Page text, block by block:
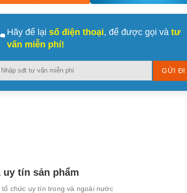
Hãy để lại số điện thoại, để được gọi và tư
vấn miễn phí!
Please
this
uy tín sản phẩm
chức uy tín trong và ngoài nước